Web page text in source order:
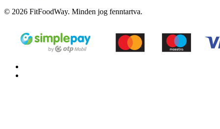
© 2026 FitFoodWay. Minden jog fenntartva.